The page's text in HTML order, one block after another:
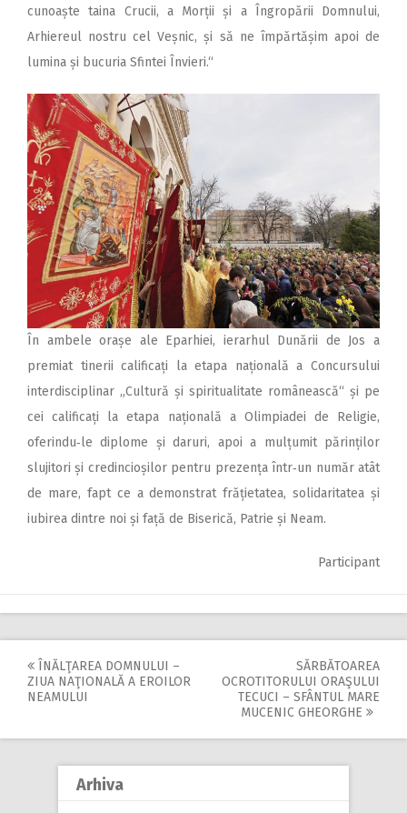
cunoaște taina Crucii, a Morții și a Îngropării Domnului,
Arhiereul nostru cel Veșnic, și să ne împărtășim apoi de
lumina și bucuria Sfintei Învieri.“
În ambele orașe ale Eparhiei, ierarhul Dunării de Jos a
premiat tinerii calificați la etapa națională a Concursului
interdisciplinar „Cultură și spiritualitate românească“ și pe
cei calificați la etapa națională a Olimpiadei de Religie,
oferindu‑le diplome și daruri, apoi a mulțumit părinților
slujitori și credincioșilor pentru prezența într‑un număr atât
de mare, fapt ce a demonstrat frățietatea, solidaritatea și
iubirea dintre noi și față de Biserică, Patrie și Neam.
Participant
Post
ÎNĂLŢAREA DOMNULUI –
ZIUA NAŢIONALĂ A EROILOR
NEAMULUI
SĂRBĂTOAREA
OCROTITORULUI ORAŞULUI
TECUCI – SFÂNTUL MARE
MUCENIC GHEORGHE
Arhiva